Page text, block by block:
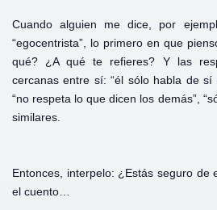
Cuando alguien me dice, por
“egocentrista”, lo primero en que
qué? ¿A qué te refieres? Y las
cercanas entre sí: “él sólo habla de sí
“no respeta lo que dicen los demás”,
similares.
Entonces, interpelo: ¿Estás seguro de
el cuento…